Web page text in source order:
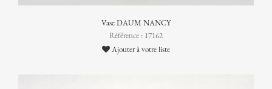
Vase DAUM NANCY
Référence : 17162
Ajouter à votre liste